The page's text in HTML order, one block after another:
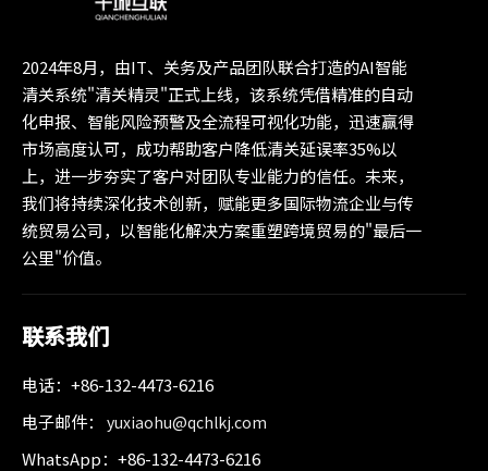
2024年8月，由IT、关务及产品团队联合打造的AI智能
清关系统"清关精灵"正式上线，该系统凭借精准的自动
化申报、智能风险预警及全流程可视化功能，迅速赢得
市场高度认可，成功帮助客户降低清关延误率35%以
上，进一步夯实了客户对团队专业能力的信任。未来，
我们将持续深化技术创新，赋能更多国际物流企业与传
统贸易公司，以智能化解决方案重塑跨境贸易的"最后一
公里"价值。
联系我们
电话：+86-132-4473-6216
电子邮件： yuxiaohu@qchlkj.com
WhatsApp：+86-132-4473-6216